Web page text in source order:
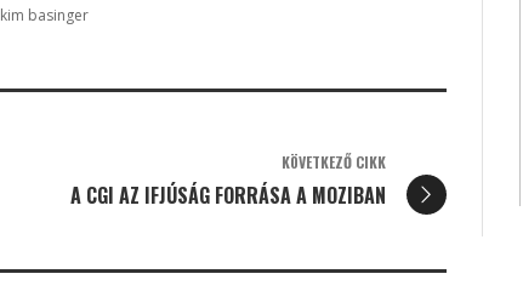
kim basinger
KÖVETKEZŐ CIKK
A CGI AZ IFJÚSÁG FORRÁSA A MOZIBAN